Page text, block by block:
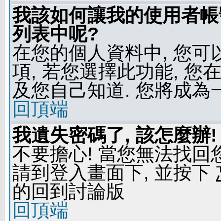
我該如何讓我的使用者
列表中呢?
在您的個人資料中, 您可
項, 若您選擇此功能, 您
及您自己知道. 您將成為
回頂端
我遺失密碼了, 該怎麼辦!
不要擔心! 當您無法找回
請到登入畫面下, 並按下
的回到討論版
回頂端